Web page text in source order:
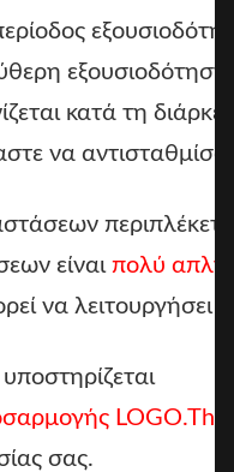
εξουσιοδότηση
κατά τη
να
είναι πολύ απλή
να λειτουργήσει
LOGO.The
σας.